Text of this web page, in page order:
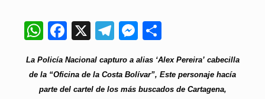
WhatsApp
Facebook
X Telegram
Messenger
La Policía Nacional capturo a alias ‘Alex Pereira’ cabecilla
de la “Oficina de la Costa Bolívar”, Este personaje hacía
parte del cartel de los más buscados de Cartagena,